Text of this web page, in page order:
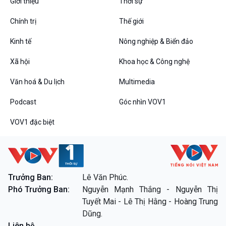
Chát với người nổi tiếng
Video
E-Magazine
Podcast
Góc nhìn VOV1
Bình luận
Câu chuyện thời sự
Diễn đàn chủ nhật
VOV1 đặc biệt
Chân dung cuộc sống
Chính trị Thế giới
Kinh tế Nông nghiệp & Biển đảo
Xã hội Khoa học & Công nghệ
Văn hoá & Du lịch Multimedia
Podcast Góc nhìn VOV1
VOV1 đặc biệt
Trưởng Ban:
Lê Văn Phúc.
Phó Trưởng Ban:
Nguyễn Mạnh Thắng - Nguyễn Thị
Tuyết Mai - Lê Thị Hằng - Hoàng Trung
Dũng.